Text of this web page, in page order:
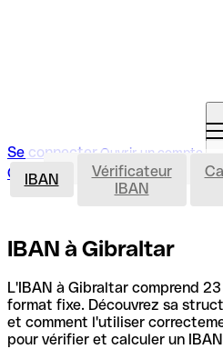
Se connecter Ouvrir un compte
Ouvrir un compte IBAN
IBAN
Vérificateur
IBAN
IBAN à Gibraltar
L'IBAN à Gibraltar comprend
format fixe. Découvrez sa
et comment l'utiliser
pour vérifier et calculer un